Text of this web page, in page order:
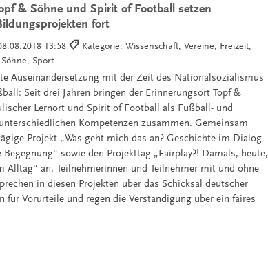
& Söhne und Spirit of Football setzen
fort
13:58
Kategorie: Wissenschaft, Vereine, Freizeit,
Sport
Auseinandersetzung mit der Zeit des Nationalsozialismus
Seit drei Jahren bringen der Erinnerungsort Topf &
Lernort und Spirit of Football als Fußball- und
Kompetenzen zusammen. Gemeinsam
Projekt „Was geht mich das an? Geschichte im Dialog
sowie den Projekttag „Fairplay?! Damals, heute,
Alltag“ an. Teilnehmerinnen und Teilnehmer mit und ohne
in diesen Projekten über das Schicksal deutscher
für Vorurteile und regen die Verständigung über ein faires